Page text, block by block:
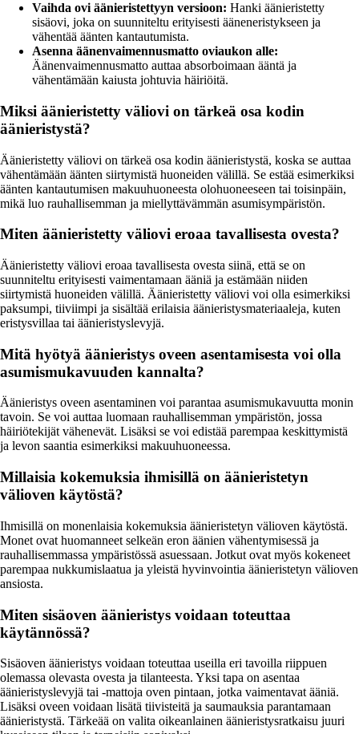
Vaihda ovi äänieristettyyn versioon: Hanki äänieristetty
sisäovi, joka on suunniteltu erityisesti ääneneristykseen ja
vähentää äänten kantautumista.
Asenna äänenvaimennusmatto oviaukon alle:
Äänenvaimennusmatto auttaa absorboimaan ääntä ja
vähentämään kaiusta johtuvia häiriöitä.
Miksi äänieristetty väliovi on tärkeä osa kodin
äänieristystä?
Äänieristetty väliovi on tärkeä osa kodin äänieristystä, koska se auttaa
vähentämään äänten siirtymistä huoneiden välillä. Se estää esimerkiksi
äänten kantautumisen makuuhuoneesta olohuoneeseen tai toisinpäin,
mikä luo rauhallisemman ja miellyttävämmän asumisympäristön.
Miten äänieristetty väliovi eroaa tavallisesta ovesta?
Äänieristetty väliovi eroaa tavallisesta ovesta siinä, että se on
suunniteltu erityisesti vaimentamaan ääniä ja estämään niiden
siirtymistä huoneiden välillä. Äänieristetty väliovi voi olla esimerkiksi
paksumpi, tiiviimpi ja sisältää erilaisia äänieristysmateriaaleja, kuten
eristysvillaa tai äänieristyslevyjä.
Mitä hyötyä äänieristys oveen asentamisesta voi olla
asumismukavuuden kannalta?
Äänieristys oveen asentaminen voi parantaa asumismukavuutta monin
tavoin. Se voi auttaa luomaan rauhallisemman ympäristön, jossa
häiriötekijät vähenevät. Lisäksi se voi edistää parempaa keskittymistä
ja levon saantia esimerkiksi makuuhuoneessa.
Millaisia kokemuksia ihmisillä on äänieristetyn
välioven käytöstä?
Ihmisillä on monenlaisia kokemuksia äänieristetyn välioven käytöstä.
Monet ovat huomanneet selkeän eron äänien vähentymisessä ja
rauhallisemmassa ympäristössä asuessaan. Jotkut ovat myös kokeneet
parempaa nukkumislaatua ja yleistä hyvinvointia äänieristetyn välioven
ansiosta.
Miten sisäoven äänieristys voidaan toteuttaa
käytännössä?
Sisäoven äänieristys voidaan toteuttaa useilla eri tavoilla riippuen
olemassa olevasta ovesta ja tilanteesta. Yksi tapa on asentaa
äänieristyslevyjä tai -mattoja oven pintaan, jotka vaimentavat ääniä.
Lisäksi oveen voidaan lisätä tiivisteitä ja saumauksia parantamaan
äänieristystä. Tärkeää on valita oikeanlainen äänieristysratkaisu juuri